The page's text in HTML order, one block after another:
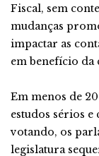
Fiscal, sem
mudanças
impactar as
em benefício da
Em menos de
estudos sérios e
votando, os
legislatura